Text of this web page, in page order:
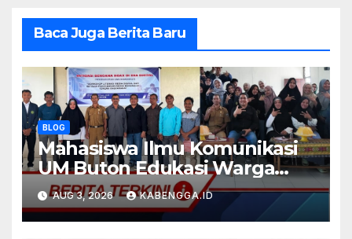
Baca Juga Berita Baru
BLOG
Mahasiswa Ilmu Komunikasi
UM Buton Edukasi Warga
Desa Hendea Tangkal Hoaks,
Wujud Nyata Program
Kampus Berdampak
AUG 3, 2026 KABENGGA.ID